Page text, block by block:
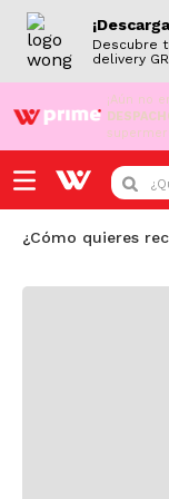
Descubre
delivery
¡Aún no
¿Que
¿Cómo quieres
Cargando